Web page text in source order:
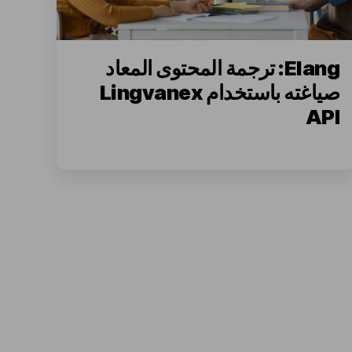
Elang: ترجمة المحتوى المعاد
صياغته باستخدام Lingvanex
API